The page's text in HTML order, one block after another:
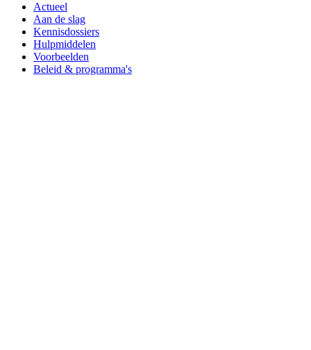
Actueel
Aan de slag
Kennisdossiers
Hulpmiddelen
Voorbeelden
Beleid & programma's